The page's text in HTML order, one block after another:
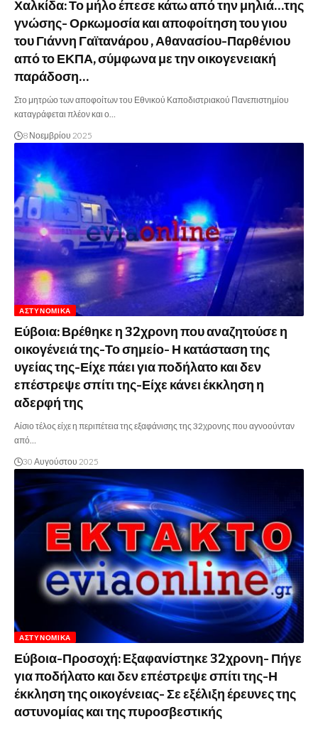
Χαλκίδα: Το μήλο έπεσε κάτω από την μηλιά…της
γνώσης- Ορκωμοσία και αποφοίτηση του γιου
του Γιάννη Γαϊτανάρου , Αθανασίου-Παρθένιου
από το ΕΚΠΑ, σύμφωνα με την οικογενειακή
παράδοση…
Στο μητρώο των αποφοίτων του Εθνικού Καποδιστριακού Πανεπιστημίου
καταγράφεται πλέον και ο…
8 Νοεμβρίου 2025
ΑΣΤΥΝΟΜΙΚΆ
Εύβοια: Βρέθηκε η 32χρονη που αναζητούσε η
οικογένειά της-Το σημείο- Η κατάσταση της
υγείας της-Είχε πάει για ποδήλατο και δεν
επέστρεψε σπίτι της-Είχε κάνει έκκληση η
αδερφή της
Αίσιο τέλος είχε η περιπέτεια της εξαφάνισης της 32χρονης που αγνοούνταν
από…
30 Αυγούστου 2025
ΑΣΤΥΝΟΜΙΚΆ
Εύβοια-Προσοχή: Εξαφανίστηκε 32χρονη- Πήγε
για ποδήλατο και δεν επέστρεψε σπίτι της-Η
έκκληση της οικογένειας- Σε εξέλιξη έρευνες της
αστυνομίας και της πυροσβεστικής